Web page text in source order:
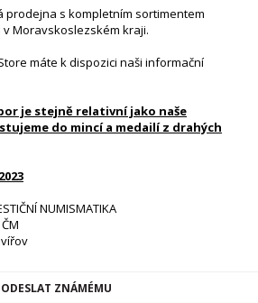
prodejna s kompletním sortimentem
v Moravskoslezském kraji.
máte k dispozici naši informační
je stejně relativní jako naše
do mincí a medailí z drahých
NUMISMATIKA
ODESLAT ZNÁMÉMU